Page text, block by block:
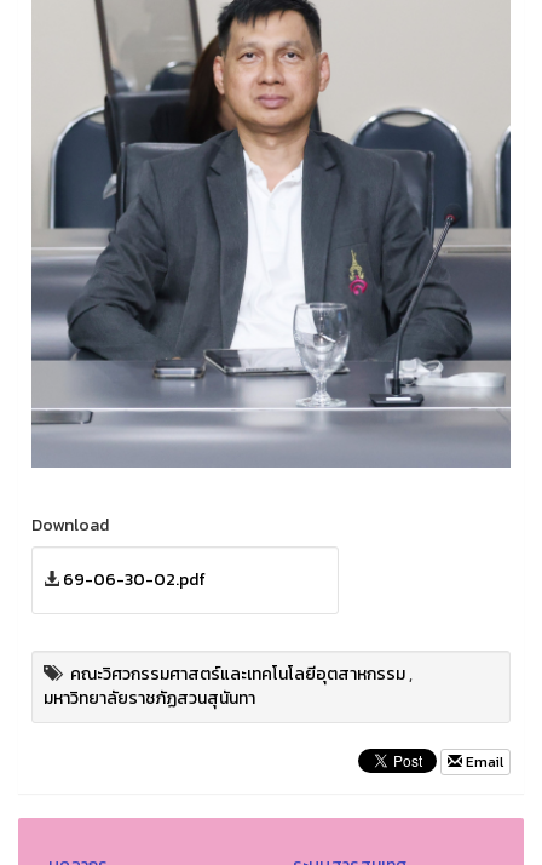
Download
69-06-30-02.pdf
คณะวิศวกรรมศาสตร์และเทคโนโลยีอุตสาหกรรม,
มหาวิทยาลัยราชภัฏสวนสุนันทา
Email